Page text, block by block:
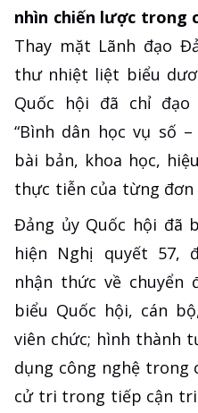
nhìn chiến lược trong
Thay mặt Lãnh đạo
thư nhiệt liệt biểu
Quốc hội đã chỉ
“Bình dân học vụ số
bài bản, khoa học,
thực tiễn của từng đơn
Đảng ủy Quốc hội đã
hiện Nghị quyết 57,
nhận thức về chuyển
biểu Quốc hội, cán
viên chức; hình thành
dụng công nghệ trong
cử tri trong tiếp cận